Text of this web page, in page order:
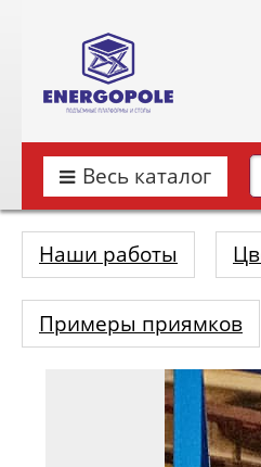
Весь каталог
Наши работы
Примеры приямков